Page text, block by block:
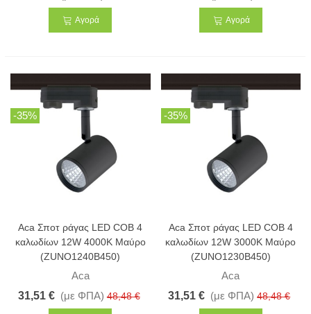
Αγορά Αγορά
-35%
Aca Σποτ ράγας LED COB 4
καλωδίων 12W 4000K Μαύρο
(ZUNO1240B450)
Aca
31,51 € (με ΦΠΑ) 48,48 €
-35%
Aca Σποτ ράγας LED COB 4
καλωδίων 12W 3000K Μαύρο
(ZUNO1230B450)
Aca
31,51 € (με ΦΠΑ) 48,48 €